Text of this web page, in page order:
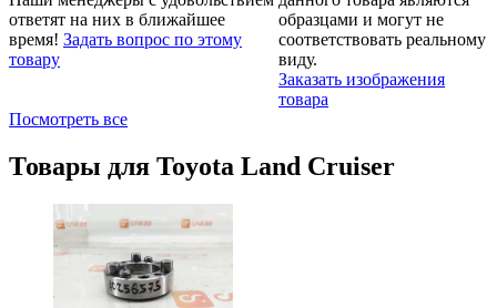
ответят на них в ближайшее
время! Задать вопрос по этому
товару
образцами и могут не
соответствовать реальному
виду.
Заказать изображения
товара
Посмотреть все
Товары для Toyota Land Cruiser